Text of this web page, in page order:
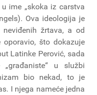
ime „skoka iz carstva
Ova ideologija je
žrtava, a od
što dokazuje
Latinke Perović, sada
„građaniste“ u službi
bio nekad, to je
I njega nameće jedna